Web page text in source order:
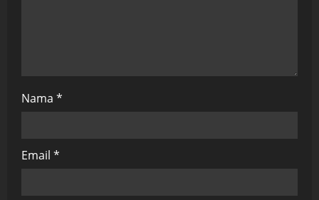
Nama *
Email *